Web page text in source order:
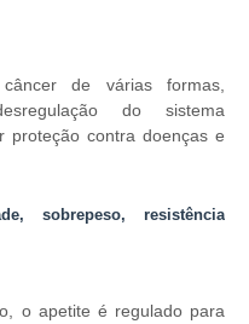
de várias formas,
do sistema
proteção contra doenças e
sobrepeso, resistência
o apetite é regulado para